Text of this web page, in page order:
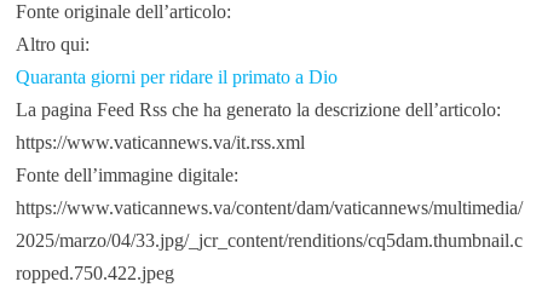
Fonte originale dell’articolo:
Altro qui:
Quaranta giorni per ridare il primato a Dio
La pagina Feed Rss che ha generato la descrizione dell’articolo:
https://www.vaticannews.va/it.rss.xml
Fonte dell’immagine digitale:
https://www.vaticannews.va/content/dam/vaticannews/multimedia/
2025/marzo/04/33.jpg/_jcr_content/renditions/cq5dam.thumbnail.c
ropped.750.422.jpeg